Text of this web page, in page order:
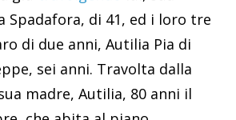
Spadafora, di 41, ed i loro tre
di due anni, Autilia Pia di
sei anni. Travolta dalla
madre, Autilia, 80 anni il